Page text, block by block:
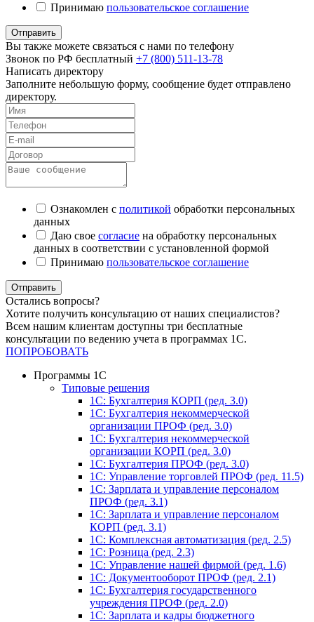
Принимаю пользовательское соглашение
Отправить
Вы также можете связаться с нами по телефону
Звонок по РФ бесплатный +7 (800) 511-13-78
Написать директору
Заполните небольшую форму, сообщение будет отправлено
директору.
Ознакомлен с политикой обработки персональных
данных
Даю свое согласие на обработку персональных
данных в соответствии с установленной формой
Принимаю пользовательское соглашение
Отправить
Остались вопросы?
Хотите получить консультацию от наших специалистов?
Всем нашим клиентам доступны три бесплатные
консультации по ведению учета в программах 1С.
ПОПРОБОВАТЬ
Программы 1С
Типовые решения
1C: Бухгалтерия КОРП (ред. 3.0)
1С: Бухгалтерия некоммерческой
организации ПРОФ (ред. 3.0)
1С: Бухгалтерия некоммерческой
организации КОРП (ред. 3.0)
1C: Бухгалтерия ПРОФ (ред. 3.0)
1C: Управление торговлей ПРОФ (ред. 11.5)
1C: Зарплата и управление персоналом
ПРОФ (ред. 3.1)
1C: Зарплата и управление персоналом
КОРП (ред. 3.1)
1C: Комплексная автоматизация (ред. 2.5)
1С: Розница (ред. 2.3)
1С: Управление нашей фирмой (ред. 1.6)
1С: Документооборот ПРОФ (ред. 2.1)
1C: Бухгалтерия государственного
учреждения ПРОФ (ред. 2.0)
1C: Зарплата и кадры бюджетного